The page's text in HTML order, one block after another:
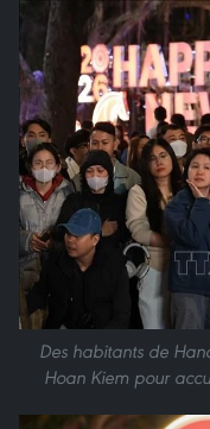
Des habitants de
Hoan Kiem pour